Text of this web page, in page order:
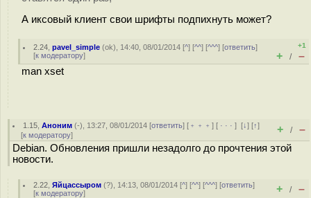
А иксовый клиент свои шрифты подпихнуть может?
2.24 ,pavel_simple (ok), 14:40, 08/01/2014 [^] [^^] [^^^] [ответить]
[к модератору]
+1
+ / –
man xset
1.15 ,Аноним (-), 13:27, 08/01/2014 [ответить] [ ﹢﹢﹢] [ · · ·][↓] [↑]
[к модератору] + / –
Debian. Обновления пришли незадолго до прочтения этой
новости.
2.22 ,Яйцассыром (?), 14:13, 08/01/2014 [^] [^^] [^^^] [ответить]
[к модератору] + / –